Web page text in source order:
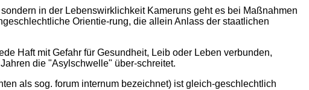
in der Lebenswirklichkeit Kameruns geht es bei Maßnahmen
Orientie-rung, die allein Anlass der staatlichen
Haft mit Gefahr für Gesundheit, Leib oder Leben verbunden,
die "Asylschwelle" über-schreitet.
als sog. forum internum bezeichnet) ist gleich-geschlechtlich